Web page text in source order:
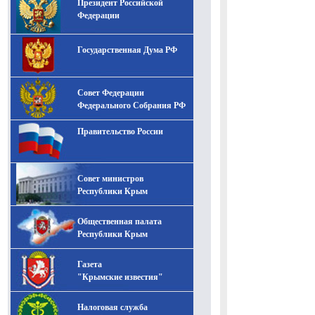
-- Лучшее, что можно сделать с хорошим советом, это
пропустить его мимо ушей. Он никогда не бывает
полезен никому, кроме того, кто его дал.
-- Люблю давать советы и очень не люблю, когда их
дают мне.
Президент Российской
Федерации
Государственная Дума РФ
Совет Федерации
Федерального Собрания РФ
Правительство России
Совет министров
Республики Крым
Общественная палата
Республики Крым
Газета
"Крымские известия"
Налоговая служба